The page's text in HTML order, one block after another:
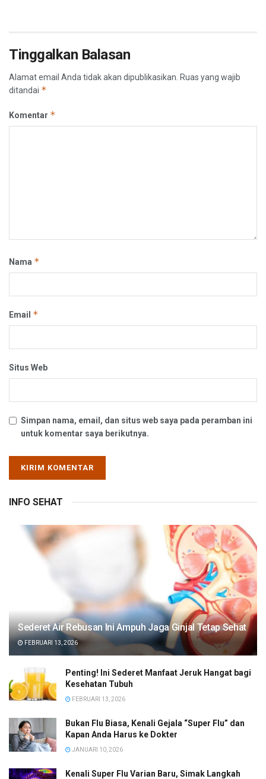
Tinggalkan Balasan
Alamat email Anda tidak akan dipublikasikan. Ruas yang wajib
ditandai *
Komentar *
Nama *
Email *
Situs Web
Simpan nama, email, dan situs web saya pada peramban ini
untuk komentar saya berikutnya.
INFO SEHAT
Sederet Air Rebusan Ini Ampuh Jaga Ginjal Tetap Sehat
FEBRUARI 13, 2026
Penting! Ini Sederet Manfaat Jeruk Hangat bagi
Kesehatan Tubuh
FEBRUARI 13, 2026
Bukan Flu Biasa, Kenali Gejala “Super Flu” dan
Kapan Anda Harus ke Dokter
JANUARI 10, 2026
Kenali Super Flu Varian Baru, Simak Langkah